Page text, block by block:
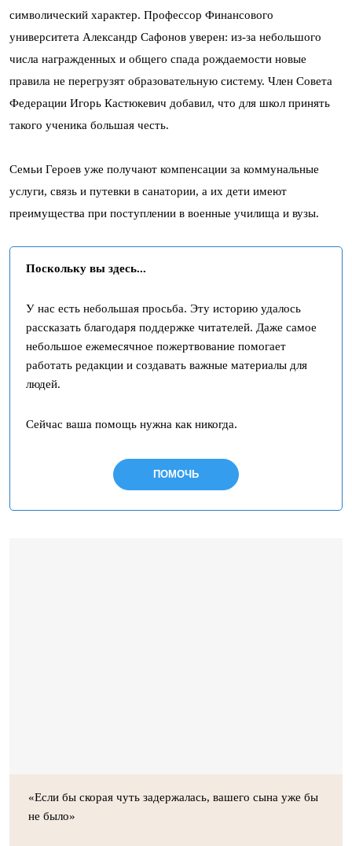
символический характер. Профессор Финансового
университета Александр Сафонов уверен: из-за небольшого
числа награжденных и общего спада рождаемости новые
правила не перегрузят образовательную систему. Член Совета
Федерации Игорь Кастюкевич добавил, что для школ принять
такого ученика большая честь.
Семьи Героев уже получают компенсации за коммунальные
услуги, связь и путевки в санатории, а их дети имеют
преимущества при поступлении в военные училища и вузы.
Поскольку вы здесь...
У нас есть небольшая просьба. Эту историю удалось
рассказать благодаря поддержке читателей. Даже самое
небольшое ежемесячное пожертвование помогает
работать редакции и создавать важные материалы для
людей.
Сейчас ваша помощь нужна как никогда.
ПОМОЧЬ
«Если бы скорая чуть задержалась, вашего сына уже бы
не было»